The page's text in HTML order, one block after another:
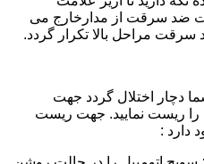
ضد سرقت از مدارخارج می
مراحل بالا تكرار گردد.
دچار اختلال گردد جهت
ريست نماييد. جهت ريست
دارد :